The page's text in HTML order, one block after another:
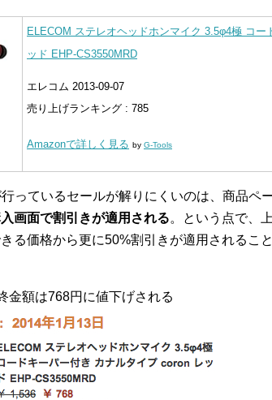
ELECOM ステレオヘッドホンマイク 3.5φ4極 コ
ッド EHP-CS3550MRD
エレコム 2013-09-07
売り上げランキング : 785
Amazonで詳しく見る by G-Tools
っているセールが解りにくいのは、商品ペ
画面で割引きが適用される。という点で、
る価格から更に50%割引きが適用されるこ
金額は768円に値下げされる